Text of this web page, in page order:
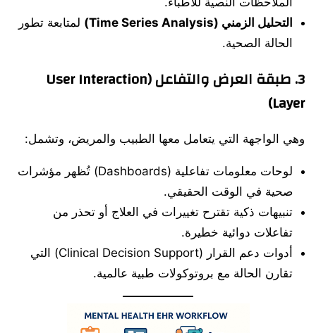
التحليل الزمني (Time Series Analysis)
لمتابعة تطور
الحالة الصحية.
3.
طبقة العرض والتفاعل (User Interaction
Layer)
وهي الواجهة التي يتعامل معها الطبيب والمريض، وتشمل:
لوحات معلومات تفاعلية (Dashboards) تُظهر مؤشرات
صحية في الوقت الحقيقي.
تنبيهات ذكية تقترح تغييرات في العلاج أو تحذر من
تفاعلات دوائية خطيرة.
أدوات دعم القرار (Clinical Decision Support) التي
تقارن الحالة مع بروتوكولات طبية عالمية.